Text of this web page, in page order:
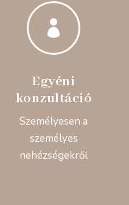

Egyéni
konzultáció
Személyesen a
személyes
nehézségekről